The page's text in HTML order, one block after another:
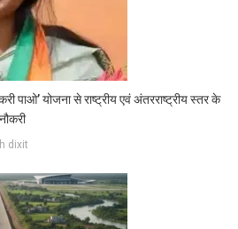
योजना से राष्ट्रीय एवं अंतरराष्ट्रीय स्तर के
dixit